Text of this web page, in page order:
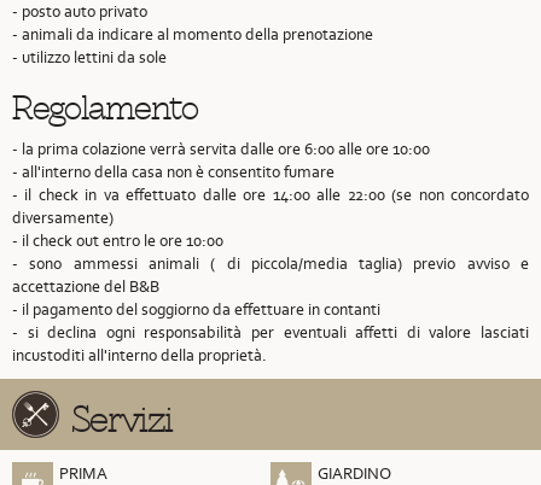
- posto auto privato
- animali da indicare al momento della prenotazione
- utilizzo lettini da sole
Regolamento
- la prima colazione verrà servita dalle ore 6:00 alle ore 10:00
- all'interno della casa non è consentito fumare
- il check in va effettuato dalle ore 14:00 alle 22:00 (se non concordato
diversamente)
- il check out entro le ore 10:00
- sono ammessi animali ( di piccola/media taglia) previo avviso e
accettazione del B&B
- il pagamento del soggiorno da effettuare in contanti
- si declina ogni responsabilità per eventuali affetti di valore lasciati
incustoditi all'interno della proprietà.
Servizi
PRIMA
GIARDINO